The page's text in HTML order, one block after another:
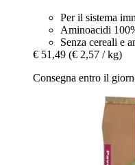
Per il sistema
Aminoacidi
Senza cereali e
€ 51,49 (€ 2,57 / kg)
Consegna entro il